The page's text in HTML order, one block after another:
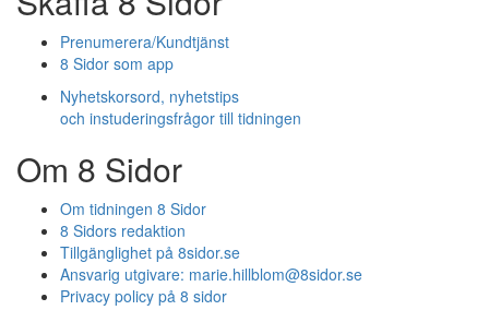
Prenumerera/Kundtjänst
8 Sidor som app
Nyhetskorsord, nyhetstips
och instuderingsfrågor till tidningen
Om 8 Sidor
Om tidningen 8 Sidor
8 Sidors redaktion
Tillgänglighet på 8sidor.se
Ansvarig utgivare: marie.hillblom@8sidor.se
Privacy policy på 8 sidor